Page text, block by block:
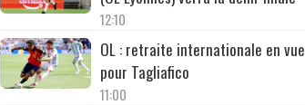
12:10
OL : retraite internationale en vue
pour Tagliafico
11:00